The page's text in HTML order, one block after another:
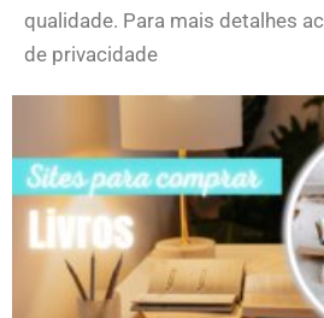
qualidade. Para mais detalhes
de privacidade